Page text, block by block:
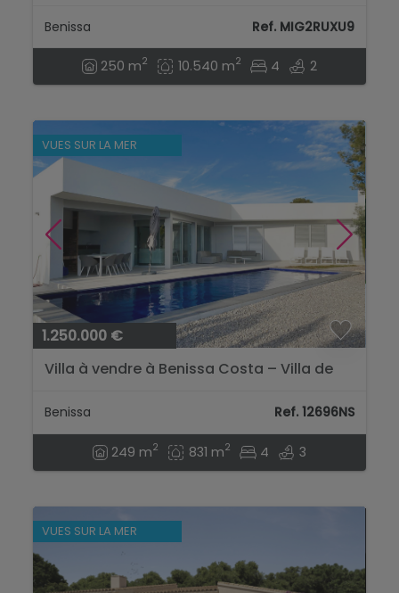
Benissa Ref. MIG2RUXU9
250 m2 10.540 m2 4 2
VUES SUR LA MER
1.250.000 €
Villa à vendre à Benissa Costa – Villa de
Fustera...
Benissa Ref. 12696NS
249 m2 831 m2 4 3
VUES SUR LA MER